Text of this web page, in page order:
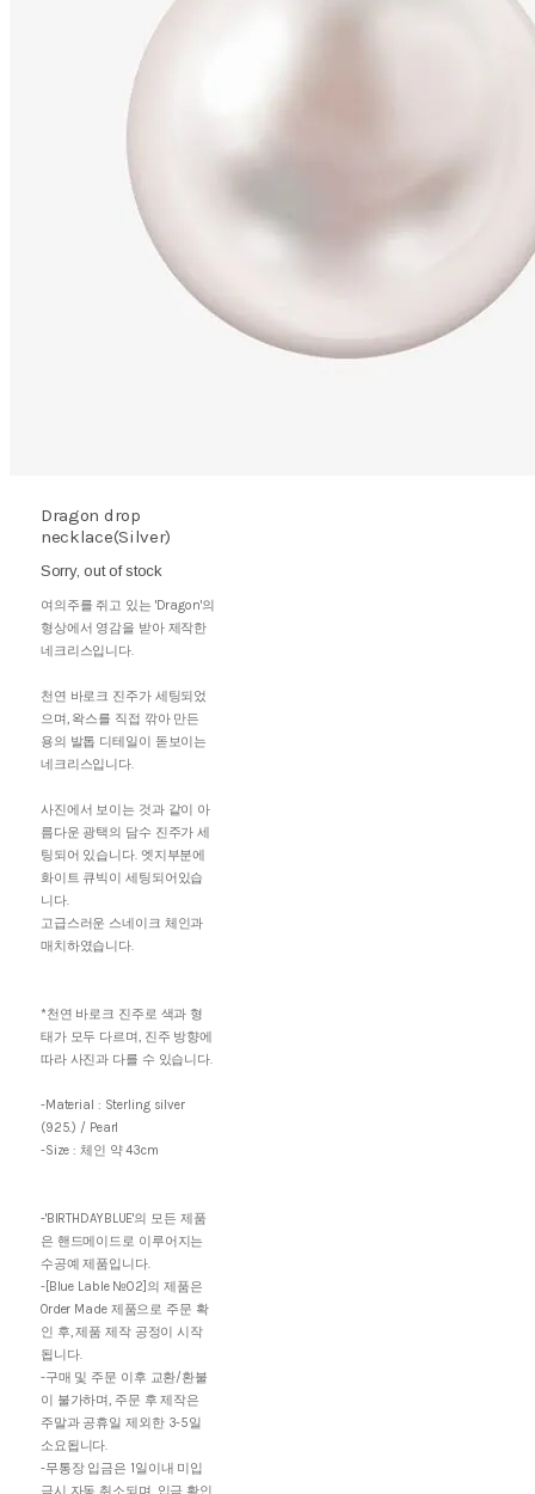
Dragon drop
necklace(Silver)
Sorry, out of stock
여의주를 쥐고 있는 'Dragon'의
형상에서 영감을 받아 제작한
네크리스입니다.
천연 바로크 진주가 세팅되었
으며, 왁스를 직접 깎아 만든
용의 발톱 디테일이 돋보이는
네크리스입니다.
사진에서 보이는 것과 같이 아
름다운 광택의 담수 진주가 세
팅되어 있습니다. 엣지부분에
화이트 큐빅이 세팅되어있습
니다.
고급스러운 스네이크 체인과
매치하였습니다.
*천연 바로크 진주로 색과 형
태가 모두 다르며, 진주 방향에
따라 사진과 다를 수 있습니다.
-Material : Sterling silver
(925.) / Pearl
-Size : 체인 약 43cm
-'BIRTHDAYBLUE'의 모든 제품
은 핸드메이드로 이루어지는
수공예 제품입니다.
-[Blue Lable №02]의 제품은
Order Made 제품으로 주문 확
인 후, 제품 제작 공정이 시작
됩니다.
-구매 및 주문 이후 교환/환불
이 불가하며, 주문 후 제작은
주말과 공휴일 제외한 3-5일
소요됩니다.
-무통장 입금은 1일이내 미입